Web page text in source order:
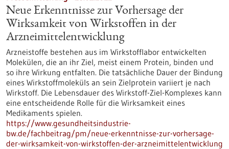
Neue Erkenntnisse zur Vorhersage der
Wirksamkeit von Wirkstoffen in der
Arzneimittelentwicklung
Arzneistoffe bestehen aus im Wirkstofflabor entwickelten
Molekülen, die an ihr Ziel, meist einem Protein, binden und
so ihre Wirkung entfalten. Die tatsächliche Dauer der Bindung
eines Wirkstoffmoleküls an sein Zielprotein variiert je nach
Wirkstoff. Die Lebensdauer des Wirkstoff-Ziel-Komplexes kann
eine entscheidende Rolle für die Wirksamkeit eines
Medikaments spielen.
https://www.gesundheitsindustrie-
bw.de/fachbeitrag/pm/neue-erkenntnisse-zur-vorhersage-
der-wirksamkeit-von-wirkstoffen-der-arzneimittelentwicklung